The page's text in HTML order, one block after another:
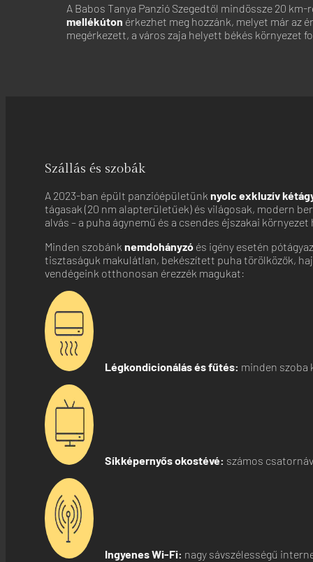
A Babos Tanya Panzió Szegedtől mindössze 20
mellékúton érkezhet meg hozzánk, melyet már az
megérkezett, a város zaja helyett békés környezet
Szállás és szobák
A 2023-ban épült panzióépületünk nyolc exkluzív
tágasak (20 nm alapterületűek) és világosak, modern
alvás – a puha ágynemű és a csendes éjszakai
Minden szobánk nemdohányzóés igény esetén
tisztaságuk makulátlan, bekészített puha törölközők,
vendégeink otthonosan érezzék magukat:
Légkondicionálás és fűtés: minden szoba
Síkképernyős okostévé: számos
Ingyenes Wi-Fi: nagy sávszélességű